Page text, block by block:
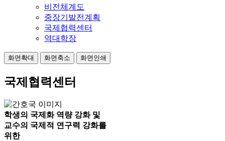
비전체계도
중장기발전계획
국제협력센터
역대학장
화면확대 화면축소 화면인쇄
국제협력센터
학생의 국제화 역량 강화 및
교수의 국제적 연구력 강화를
위한